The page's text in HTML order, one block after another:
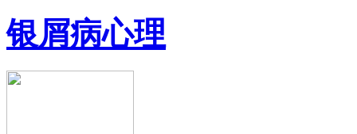
银屑病心理